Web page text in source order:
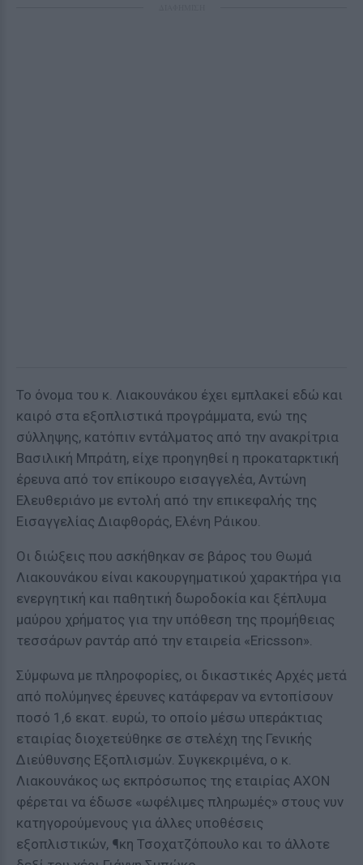
Το όνομα του κ. Λιακουνάκου έχει εμπλακεί εδώ και
καιρό στα εξοπλιστικά προγράμματα, ενώ της
σύλληψης, κατόπιν εντάλματος από την ανακρίτρια
Βασιλική Μπράτη, είχε προηγηθεί η προκαταρκτική
έρευνα από τον επίκουρο εισαγγελέα, Αντώνη
Ελευθεριάνο με εντολή από την επικεφαλής της
Εισαγγελίας Διαφθοράς, Ελένη Ράικου.
Οι διώξεις που ασκήθηκαν σε βάρος του Θωμά
Λιακουνάκου είναι κακουργηματικού χαρακτήρα για
ενεργητική και παθητική δωροδοκία και ξέπλυμα
μαύρου χρήματος για την υπόθεση της προμήθειας
τεσσάρων ραντάρ από την εταιρεία «Ericsson».
Σύμφωνα με πληροφορίες, οι δικαστικές Αρχές μετά
από πολύμηνες έρευνες κατάφεραν να εντοπίσουν
ποσό 1,6 εκατ. ευρώ, το οποίο μέσω υπεράκτιας
εταιρίας διοχετεύθηκε σε στελέχη της Γενικής
Διεύθυνσης Εξοπλισμών. Συγκεκριμένα, ο κ.
Λιακουνάκος ως εκπρόσωπος της εταιρίας AXON
φέρεται να έδωσε «ωφέλιμες πληρωμές» στους νυν
κατηγορούμενους για άλλες υποθέσεις
εξοπλιστικών, ¶κη Τσοχατζόπουλο και το άλλοτε